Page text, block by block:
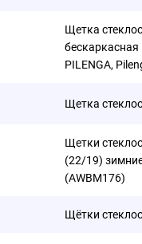
Щетка
PILENGA,
Щетка
Щетки
(22/19)
(AWBM176)
Щётки